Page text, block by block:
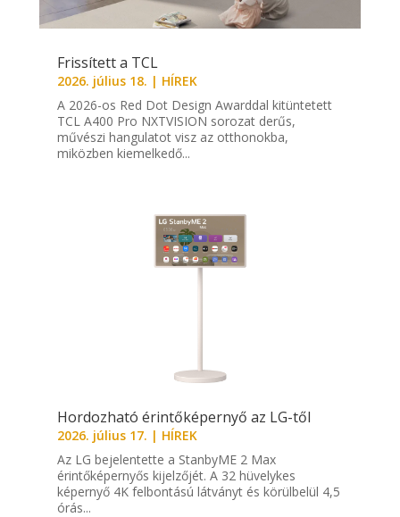
Frissített a TCL
2026. július 18. | HÍREK
A 2026-os Red Dot Design Awarddal kitüntetett
TCL A400 Pro NXTVISION sorozat derűs,
művészi hangulatot visz az otthonokba,
miközben kiemelkedő...
Hordozható érintőképernyő az LG-től
2026. július 17. | HÍREK
Az LG bejelentette a StanbyME 2 Max
érintőképernyős kijelzőjét. A 32 hüvelykes
képernyő 4K felbontású látványt és körülbelül 4,5
órás...